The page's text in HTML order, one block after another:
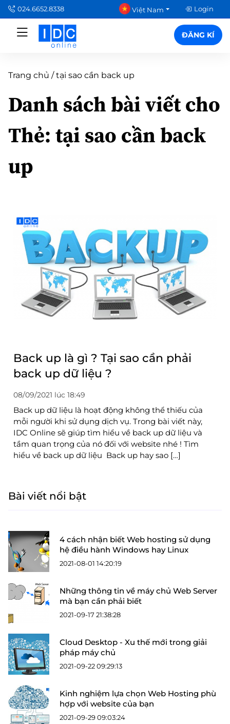
024.6652.8338 Việt Nam Login
ĐĂNG KÍ
Trang chủ /tại sao cần back up
Danh sách bài viết cho
Thẻ:tại sao cần back
up
Back up là gì ? Tại sao cần phải
back up dữ liệu ?
08/09/2021 lúc 18:49
Back up dữ liệu là hoạt động không thể thiếu của
mỗi người khi sử dụng dịch vụ. Trong bài viết này,
IDC Online sẽ giúp tìm hiểu về back up dữ liệu và
tầm quan trọng của nó đối với website nhé ! Tìm
hiểu về back up dữ liệu Back up hay sao […]
Bài viết nổi bật
4 cách nhận biết Web hosting sử dụng
hệ điều hành Windows hay Linux
2021-08-01 14:20:19
Những thông tin về máy chủ Web Server
mà bạn cần phải biết
2021-09-17 21:38:28
Cloud Desktop - Xu thế mới trong giải
pháp máy chủ
2021-09-22 09:29:13
Kinh nghiệm lựa chọn Web Hosting phù
hợp với website của bạn
2021-09-29 09:03:24